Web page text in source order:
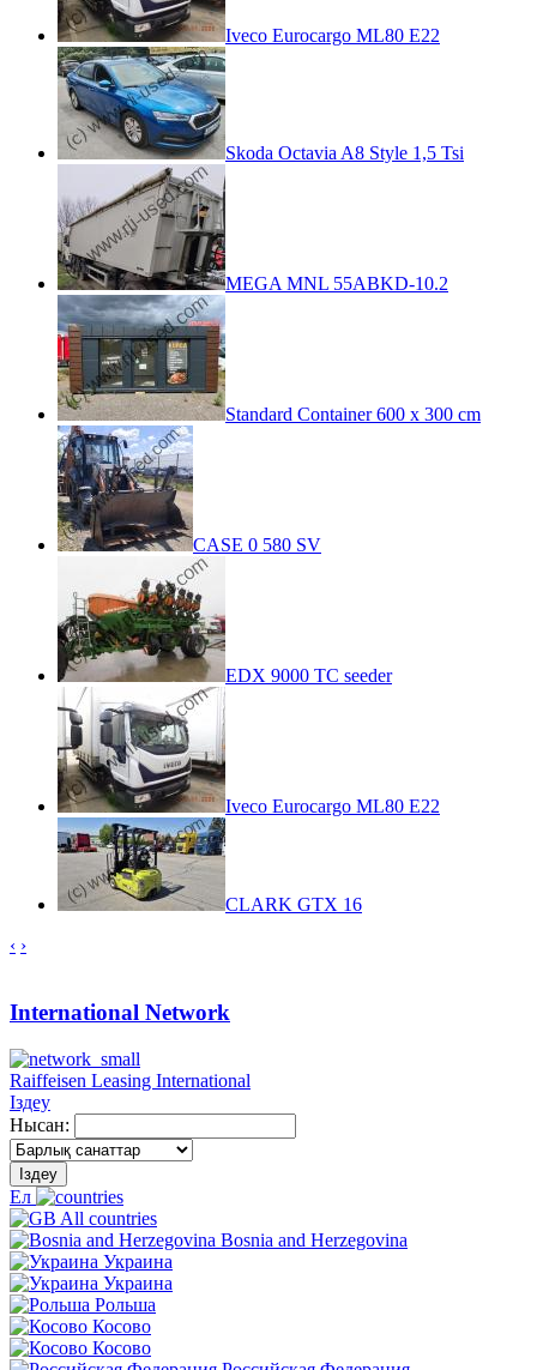
Iveco Eurocargo ML80 E22
Skoda Octavia A8 Style 1,5 Tsi
MEGA MNL 55ABKD-10.2
Standard Container 600 x 300 cm
CASE 0 580 SV
EDX 9000 TC seeder
Iveco Eurocargo ML80 E22
CLARK GTX 16
‹ ›
International Network
Raiffeisen Leasing International
Іздеу
Нысан:
Іздеу
Ел
All countries
Bosnia and Herzegovina
Украина
Украина
Рольша
Косово
Косово